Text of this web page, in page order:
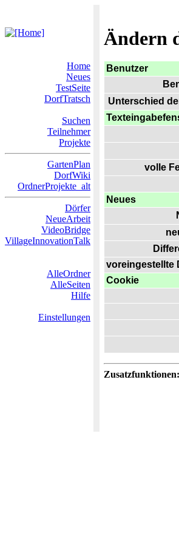
Ändern
Home
Neues
TestSeite
DorfTratsch
Suchen
Teilnehmer
Projekte
GartenPlan
DorfWiki
OrdnerProjekte_alt
Dörfer
NeueArbeit
VideoBridge
VillageInnovationTalk
AlleOrdner
AlleSeiten
Hilfe
Einstellungen
Benutzer
Unterschied
volle
Neues
voreingestellte
Cookie
Zusatzfunktionen: